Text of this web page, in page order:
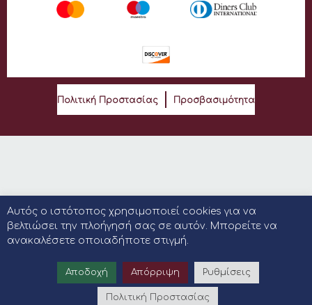
Πολιτική Προστασίας Προσβασιμότητα
Αυτός ο ιστότοπος χρησιμοποιεί cookies για να
βελτιώσει την πλοήγησή σας σε αυτόν. Μπορείτε να
ανακαλέσετε οποιαδήποτε στιγμή.
Αποδοχή Απόρριψη Ρυθμίσεις
Πολιτική Προστασίας